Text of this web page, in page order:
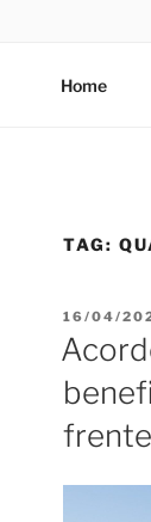
Home
TAG:
EM
16/04/
frente